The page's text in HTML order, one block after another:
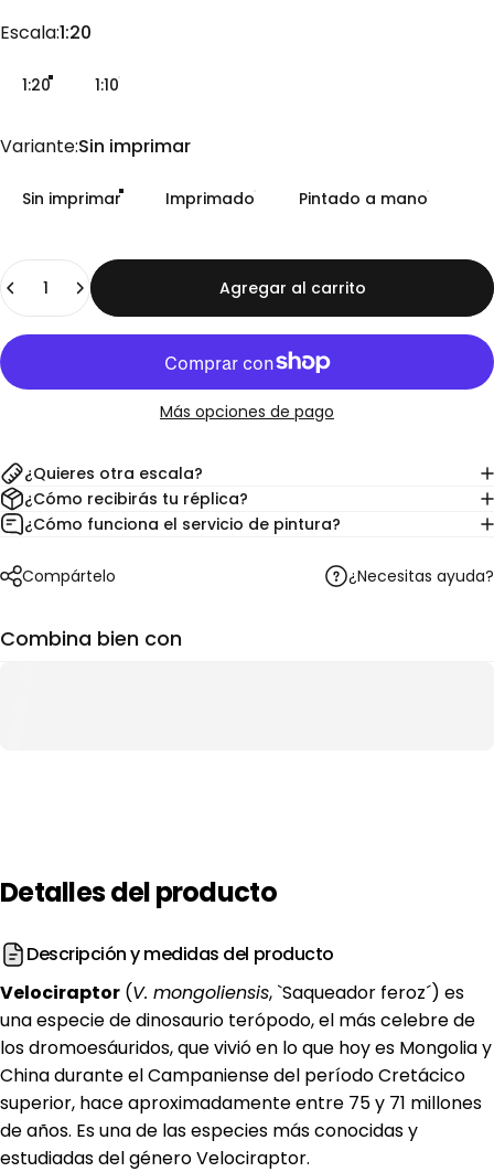
Escala
Escala:1:20
1:20 1:10
Variante
Variante:Sin imprimar
Sin imprimar Imprimado Pintado a mano
Cantidad
Agregar al carrito
Más opciones de pago
¿Quieres otra escala?
¿Cómo recibirás tu réplica?
¿Cómo funciona el servicio de pintura?
Compártelo ¿Necesitas ayuda?
Combina bien con
Detallesdelproducto
Descripción y medidas del producto
Velociraptor (V. mongoliensis, `Saqueador feroz´) es
una especie de dinosaurio terópodo, el más celebre de
los dromoesáuridos, que vivió en lo que hoy es Mongolia y
China durante el Campaniense del período Cretácico
superior, hace aproximadamente entre 75 y 71 millones
de años. Es una de las especies más conocidas y
estudiadas del género Velociraptor.